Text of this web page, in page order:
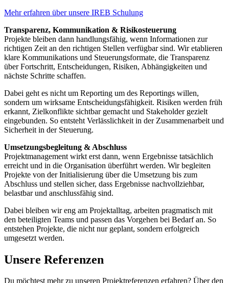
Mehr erfahren über unsere IREB Schulung
Transparenz, Kommunikation & Risikosteuerung
Projekte bleiben dann handlungsfähig, wenn Informationen zur
richtigen Zeit an den richtigen Stellen verfügbar sind. Wir etablieren
klare Kommunikations und Steuerungsformate, die Transparenz
über Fortschritt, Entscheidungen, Risiken, Abhängigkeiten und
nächste Schritte schaffen.
Dabei geht es nicht um Reporting um des Reportings willen,
sondern um wirksame Entscheidungsfähigkeit. Risiken werden früh
erkannt, Zielkonflikte sichtbar gemacht und Stakeholder gezielt
eingebunden. So entsteht Verlässlichkeit in der Zusammenarbeit und
Sicherheit in der Steuerung.
Umsetzungsbegleitung & Abschluss
Projektmanagement wirkt erst dann, wenn Ergebnisse tatsächlich
erreicht und in die Organisation überführt werden. Wir begleiten
Projekte von der Initialisierung über die Umsetzung bis zum
Abschluss und stellen sicher, dass Ergebnisse nachvollziehbar,
belastbar und anschlussfähig sind.
Dabei bleiben wir eng am Projektalltag, arbeiten pragmatisch mit
den beteiligten Teams und passen das Vorgehen bei Bedarf an. So
entstehen Projekte, die nicht nur geplant, sondern erfolgreich
umgesetzt werden.
Unsere Referenzen
Du möchtest mehr zu unseren Projektreferenzen erfahren? Über den